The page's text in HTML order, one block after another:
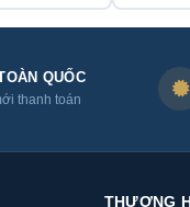
QUỐC
thanh toán
THƯƠNG